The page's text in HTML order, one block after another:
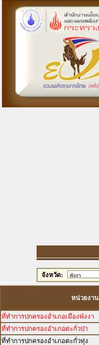
จังหวัด:
หน่วยงาน
ที่ทำการปกครองอำเภอเมืองพังงา
ที่ทำการปกครองอำเภอตะกั่วป่า
ที่ทำการปกครองอำเภอตะกั่วทุ่ง